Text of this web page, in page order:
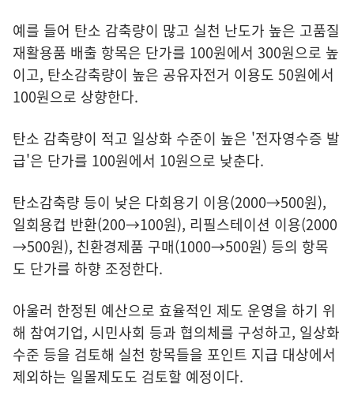
예를 들어 탄소 감축량이 많고 실천 난도가 높은 고품질
재활용품 배출 항목은 단가를 100원에서 300원으로 높
이고, 탄소감축량이 높은 공유자전거 이용도 50원에서
100원으로 상향한다.
탄소 감축량이 적고 일상화 수준이 높은 '전자영수증 발
급'은 단가를 100원에서 10원으로 낮춘다.
탄소감축량 등이 낮은 다회용기 이용(2000→500원),
일회용컵 반환(200→100원), 리필스테이션 이용(2000
→500원), 친환경제품 구매(1000→500원) 등의 항목
도 단가를 하향 조정한다.
아울러 한정된 예산으로 효율적인 제도 운영을 하기 위
해 참여기업, 시민사회 등과 협의체를 구성하고, 일상화
수준 등을 검토해 실천 항목들을 포인트 지급 대상에서
제외하는 일몰제도도 검토할 예정이다.